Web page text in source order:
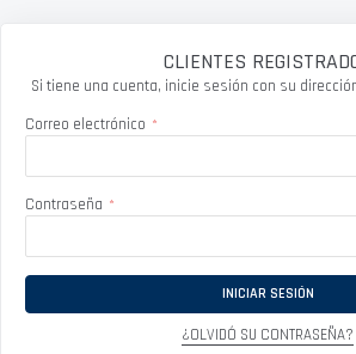
CLIENTES
Si tiene una cuenta, inicie sesión con su
Correo electrónico
Contraseña
INICIAR SESIÓN
¿OLVIDÓ SU CONTRASEÑA?